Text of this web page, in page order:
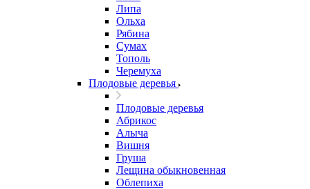
Липа
Ольха
Рябина
Сумах
Тополь
Черемуха
Плодовые деревья
Плодовые деревья
Абрикос
Алыча
Вишня
Груша
Лещина обыкновенная
Облепиха